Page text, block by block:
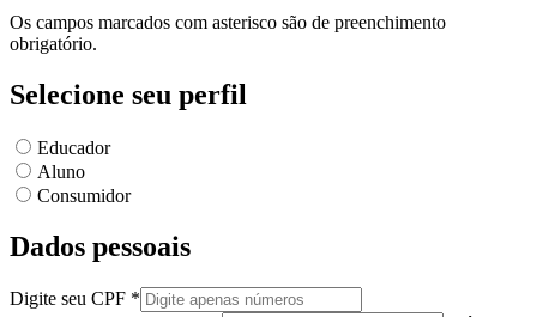
Os campos marcados com asterisco são de preenchimento
obrigatório.
Selecione seu perfil
Educador
Aluno
Consumidor
Dados pessoais
Digite seu CPF *